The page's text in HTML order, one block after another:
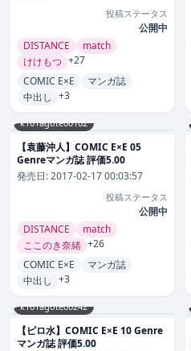
投稿ステータス
公開中
DISTANCE
match
けけもつ +27
COMIC E×E
マンガ誌
中出し +3
k161agote00102
【袁藤沖人】COMIC E×E 05
Genreマンガ誌 評価5.00
発売日:2017-02-17 00:03:57
投稿ステータス
公開中
DISTANCE
match
ここのき奈緒 +26
COMIC E×E
マンガ誌
中出し +3
k161agote00242
【ピロ水】COMIC E×E 10 Genre
マンガ誌 評価5.00